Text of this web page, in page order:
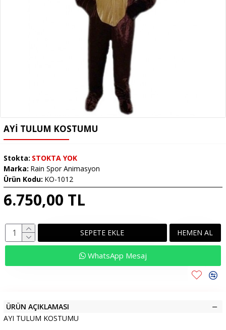
AYI TULUM KOSTUMU
6.750,00 TL
Stokta: STOKTA YOK
Marka: Rain Spor Animasyon
Ürün Kodu: KO-1012
SEPETE EKLE HEMEN AL
WhatsApp Mesaj
ÜRÜN AÇIKLAMASI
AYI TULUM KOSTUMU